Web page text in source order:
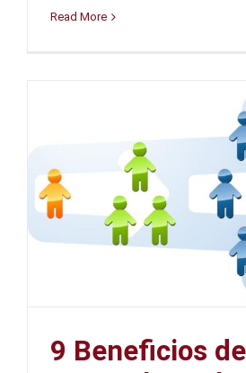
Read More
9 Beneficios del